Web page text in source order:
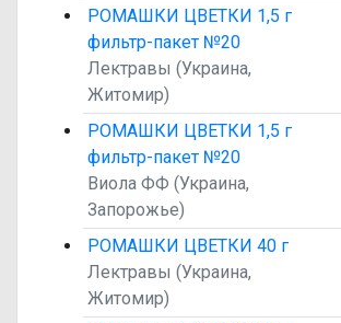
РОМАШКИ ЦВЕТКИ 1,5 г
фильтр-пакет №20
Лектравы (Украина,
Житомир)
РОМАШКИ ЦВЕТКИ 1,5 г
фильтр-пакет №20
Виола ФФ (Украина,
Запорожье)
РОМАШКИ ЦВЕТКИ 40 г
Лектравы (Украина,
Житомир)